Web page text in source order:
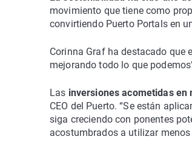
movimiento que tiene como
convirtiendo Puerto Portals en
Corinna Graf ha destacado que
mejorando todo lo que
Las inversiones acometidas
CEO del Puerto. “Se están
siga creciendo con ponentes
acostumbrados a utilizar